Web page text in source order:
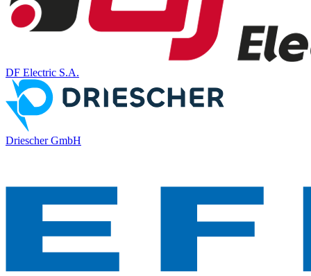
DF Electric S.A.
Driescher GmbH